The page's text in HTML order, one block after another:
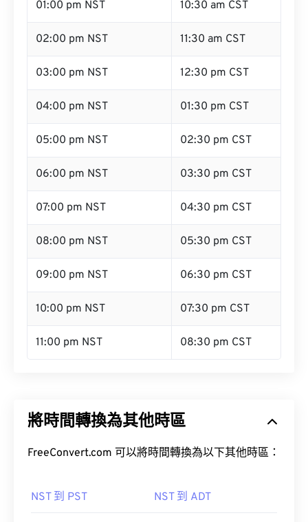
01:00 pm NST 10:30 am CST
02:00 pm NST 11:30 am CST
03:00 pm NST 12:30 pm CST
04:00 pm NST 01:30 pm CST
05:00 pm NST 02:30 pm CST
06:00 pm NST 03:30 pm CST
07:00 pm NST 04:30 pm CST
08:00 pm NST 05:30 pm CST
09:00 pm NST 06:30 pm CST
10:00 pm NST 07:30 pm CST
11:00 pm NST 08:30 pm CST
將時間轉換為其他時區
FreeConvert.com 可以將時間轉換為以下其他時區：
NST 到 PST NST 到 ADT